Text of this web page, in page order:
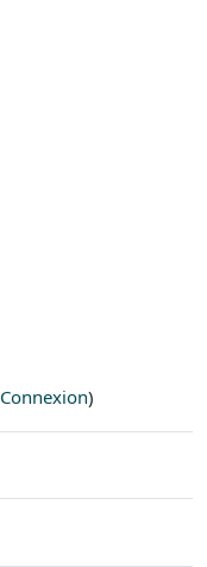
Connexion)